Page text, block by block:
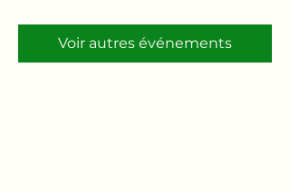
Voir autres événements